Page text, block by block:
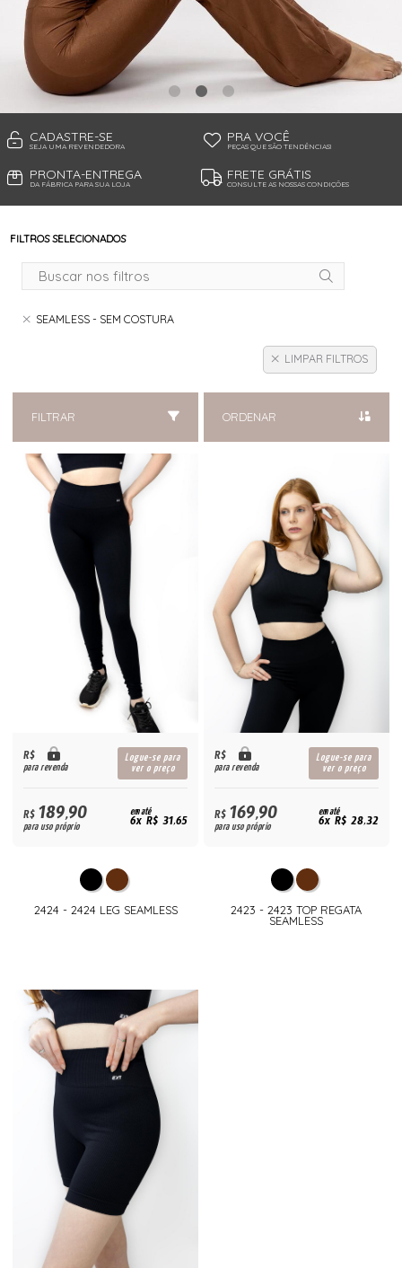
TANGA MICROFIBRA E RENDA
TANGA MODAL
TANGA VISCO
TANGAO COTTON
TANGAO MICRO E RENDA
TANGAO MICROFIBRA
TOP
CADASTRE-SE
SEJA UMA REVENDEDORA
PRA VOCÊ
PEÇAS QUE SÃO TENDÊNCIAS!
PRONTA-ENTREGA
DA FÁBRICA PARA SUA LOJA
FRETE GRÁTIS
CONSULTE AS NOSSAS CONDIÇÕES
FILTROS SELECIONADOS
SEAMLESS - SEM COSTURA
LIMPAR FILTROS
FILTRAR ORDENAR
R$
para revenda
Logue-se para
ver o preço
R$189,90
para uso próprio
em até
6x R$ 31,65
2424 - 2424 LEG SEAMLESS
R$
para revenda
Logue-se para
ver o preço
R$169,90
para uso próprio
em até
6x R$ 28,32
2423 - 2423 TOP REGATA
SEAMLESS